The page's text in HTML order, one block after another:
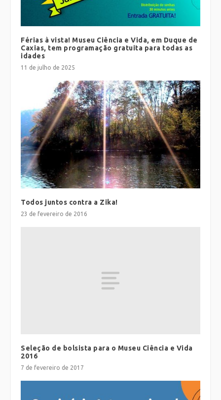
Férias à vista! Museu Ciência e Vida, em Duque de
Caxias, tem programação gratuita para todas as
idades
11 de julho de 2025
Todos juntos contra a Zika!
23 de fevereiro de 2016
Seleção de bolsista para o Museu Ciência e Vida
2016
7 de fevereiro de 2017